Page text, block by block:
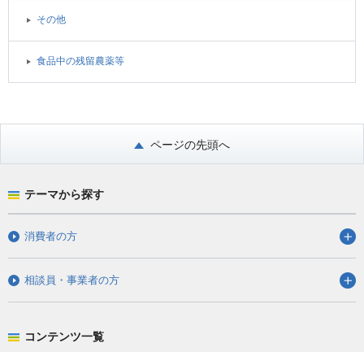
その他
食品中の残留農薬等
ページの先頭へ
テーマから探す
消費者の方
相談員・事業者の方
コンテンツ一覧